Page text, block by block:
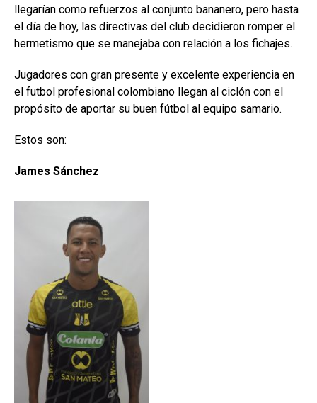
llegarían como refuerzos al conjunto bananero, pero hasta
el día de hoy, las directivas del club decidieron romper el
hermetismo que se manejaba con relación a los fichajes.
Jugadores con gran presente y excelente experiencia en
el futbol profesional colombiano llegan al ciclón con el
propósito de aportar su buen fútbol al equipo samario.
Estos son:
James Sánchez